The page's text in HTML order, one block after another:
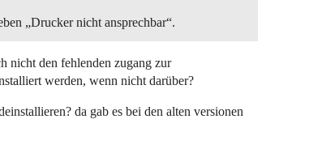
„Drucker nicht ansprechbar“.
nicht den fehlenden zugang zur
werden, wenn nicht darüber?
da gab es bei den alten versionen